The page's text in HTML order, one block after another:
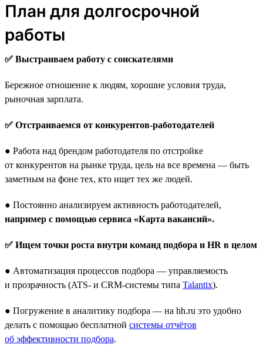
План для долгосрочной
работы
✅ Выстраиваем работу с соискателями
Бережное отношение к людям, хорошие условия труда,
рыночная зарплата.
✅ Отстраиваемся от конкурентов-работодателей
● Работа над брендом работодателя по отстройке
от конкурентов на рынке труда, цель на все времена — быть
заметным на фоне тех, кто ищет тех же людей.
● Постоянно анализируем активность работодателей,
например с помощью сервиса «Карта вакансий».
✅ Ищем точки роста внутри команд подбора и HR в целом
● Автоматизация процессов подбора — управляемость
и прозрачность (ATS- и CRM-системы типа Talantix).
● Погружение в аналитику подбора — на hh.ru это удобно
делать с помощью бесплатной системы отчётов
об эффективности подбора.